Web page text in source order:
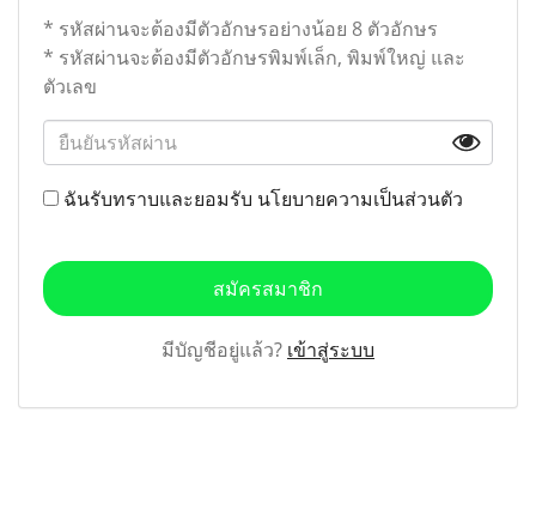
* รหัสผ่านจะต้องมีตัวอักษรอย่างน้อย 8 ตัวอักษร
* รหัสผ่านจะต้องมีตัวอักษรพิมพ์เล็ก, พิมพ์ใหญ่ และ
ตัวเลข
ฉันรับทราบและยอมรับ นโยบายความเป็นส่วนตัว
สมัครสมาชิก
มีบัญชีอยู่แล้ว? เข้าสู่ระบบ